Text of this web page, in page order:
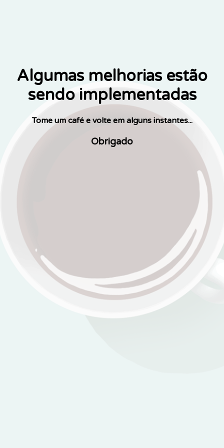
Algumas melhorias estão
sendo implementadas
Tome um café e volte em alguns instantes...
Obrigado